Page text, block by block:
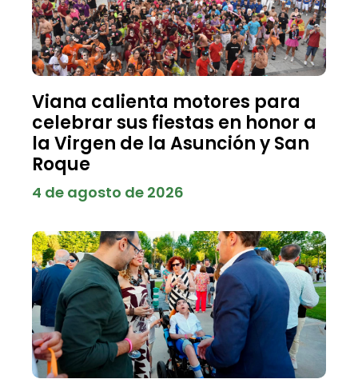
Viana calienta motores para
celebrar sus fiestas en honor a
la Virgen de la Asunción y San
Roque
4 de agosto de 2026